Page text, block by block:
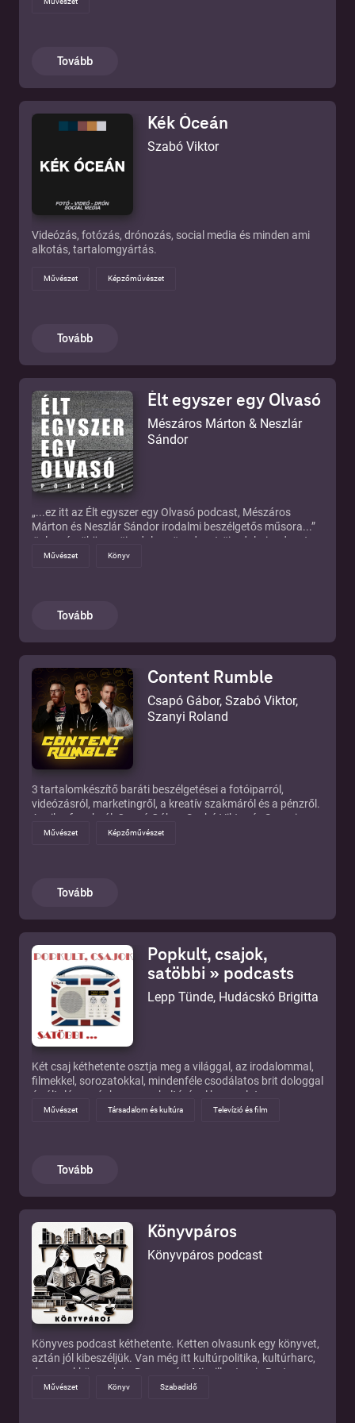
Tovább
Kék Óceán
Szabó Viktor
Videózás, fotózás, drónozás, social media és minden ami
alkotás, tartalomgyártás.
Művészet Képzőművészet
Tovább
Élt egyszer egy Olvasó
Mészáros Márton & Neszlár
Sándor
„...ez itt az Élt egyszer egy Olvasó podcast, Mészáros
Márton és Neszlár Sándor irodalmi beszélgetős műsora...”
#olvasás #könyv #irodalom #podcast #irodalmipodcast
https://linktr.ee/eltegyszeregyolvaso
Művészet Könyv
Tovább
Content Rumble
Csapó Gábor, Szabó Viktor,
Szanyi Roland
3 tartalomkészítő baráti beszélgetései a fotóiparról,
videózásról, marketingről, a kreatív szakmáról és a pénzről.
A mikrofonoknál, Csapó Gábor, Szabó Viktor és Szanyi
Roland.
Művészet Képzőművészet
Tovább
Popkult, csajok,
satöbbi » podcasts
Lepp Tünde, Hudácskó Brigitta
Két csaj kéthetente osztja meg a világgal, az irodalommal,
filmekkel, sorozatokkal, mindenféle csodálatos brit dologgal
és általánosságban a popkultúrával kapcsolatos
gondolatait.
Művészet Társadalom és kultúra Televízió és film
Tovább
Könyvpáros
Könyvpáros podcast
Könyves podcast kéthetente. Ketten olvasunk egy könyvet,
aztán jól kibeszéljük. Van még itt kultúrpolitika, kultúrharc,
de gyerekkönyvek is. Dragomán, Mieville, Jessie Burton,
Agatha Christie, Petőfi - senki sincs biztonságban.
Művészet Könyv Szabadidő